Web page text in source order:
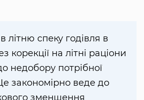
літню спеку годівля в
корекції на літні раціони
недобору потрібної
закономірно веде до
зменшення